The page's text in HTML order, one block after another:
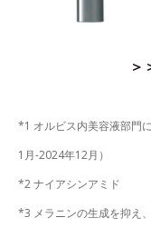
＞
*1 オルビス内美容液部門
1月-2024年12月）
*2 ナイアシンアミド
*3 メラニンの生成を抑え